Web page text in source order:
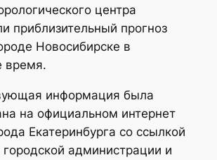
центра
приблизительный прогноз
Новосибирске в
время.
информация была
на официальном интернет
Екатеринбурга со ссылкой
администрации и